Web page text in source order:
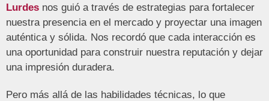
Lurdes nos guió a través de estrategias para fortalecer
nuestra presencia en el mercado y proyectar una imagen
auténtica y sólida. Nos recordó que cada interacción es
una oportunidad para construir nuestra reputación y dejar
una impresión duradera.
Pero más allá de las habilidades técnicas, lo que